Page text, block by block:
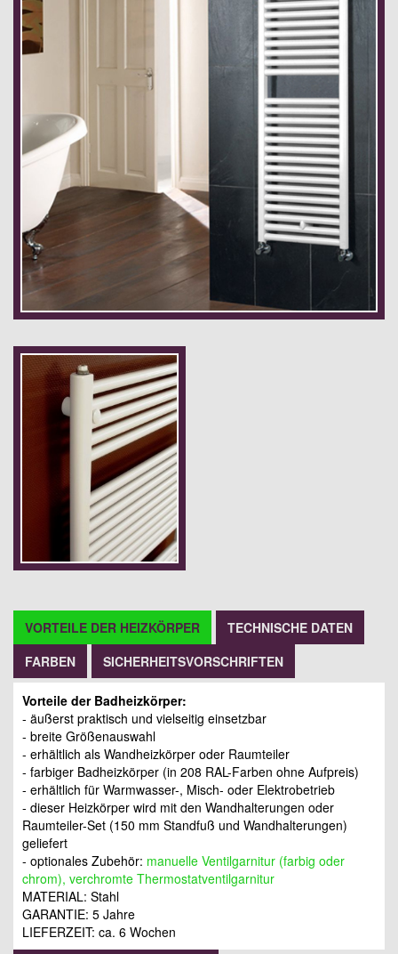
VORTEILE DER HEIZKÖRPER
TECHNISCHE DATEN
FARBEN
SICHERHEITSVORSCHRIFTEN
Vorteile der Badheizkörper:
- äußerst praktisch und vielseitig einsetzbar
- breite Größenauswahl
- erhältlich als Wandheizkörper oder Raumteiler
- farbiger Badheizkörper (in 208 RAL-Farben ohne Aufpreis)
- erhältlich für Warmwasser-, Misch- oder Elektrobetrieb
- dieser Heizkörper wird mit den Wandhalterungen oder
Raumteiler-Set (150 mm Standfuß und Wandhalterungen)
geliefert
- optionales Zubehör: manuelle Ventilgarnitur (farbig oder
chrom), verchromte Thermostatventilgarnitur
MATERIAL: Stahl
GARANTIE: 5 Jahre
LIEFERZEIT: ca. 6 Wochen